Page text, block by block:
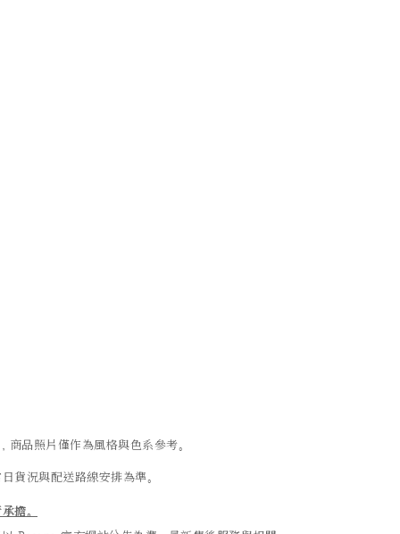
品照片僅作為風格與色系參考。
貨況與配送路線安排為準。
擔。